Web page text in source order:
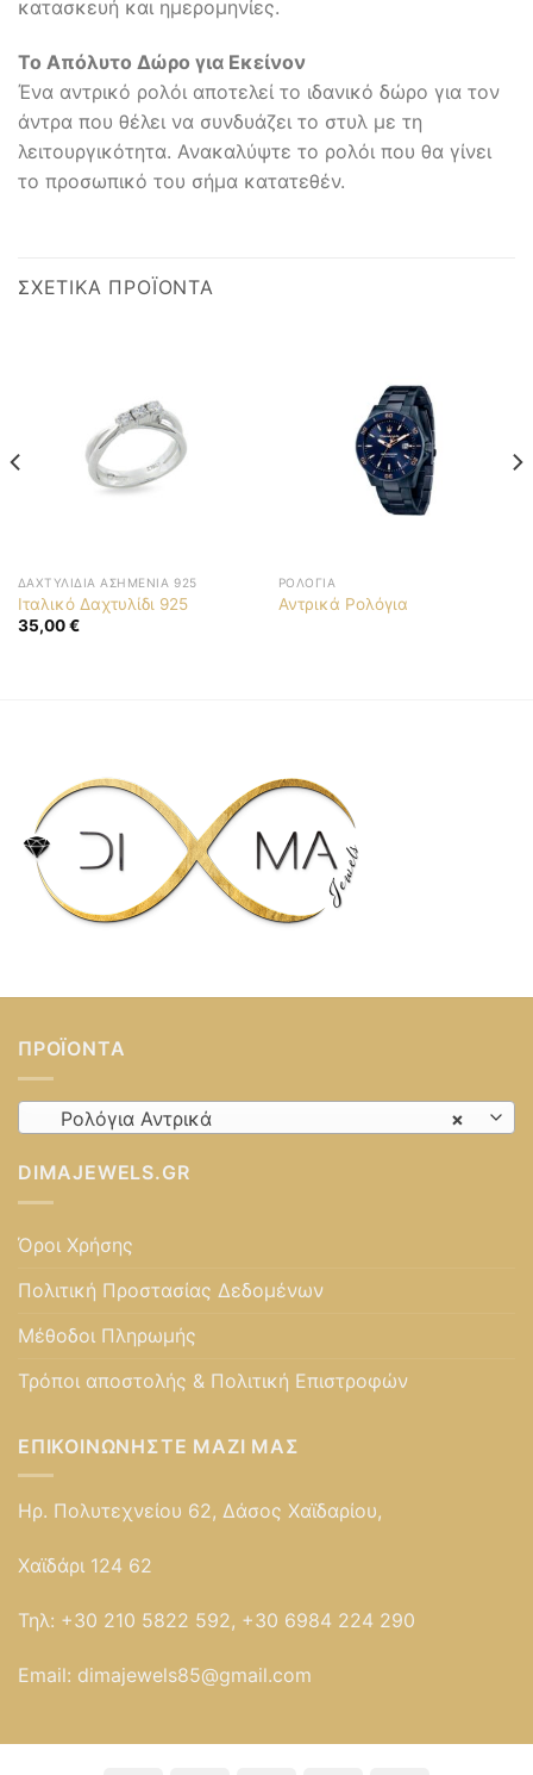
κατασκευή και ημερομηνίες.
Το Απόλυτο Δώρο για Εκείνον
Ένα αντρικό ρολόι αποτελεί το ιδανικό δώρο για τον
άντρα που θέλει να συνδυάζει το στυλ με τη
λειτουργικότητα. Ανακαλύψτε το ρολόι που θα γίνει
το προσωπικό του σήμα κατατεθέν.
ΣΧΕΤΙΚΆ ΠΡΟΪΌΝΤΑ
ΔΑΧΤΥΛΊΔΙΑ ΑΣΗΜΈΝΙΑ 925
Ιταλικό Δαχτυλίδι 925
35,00€
ΡΟΛΌΓΙΑ
Αντρικά Ρολόγια
ΠΡΟΪΌΝΤΑ
×
Ρολόγια Αντρικά
DIMAJEWELS.GR
Όροι Χρήσης
Πολιτική Προστασίας Δεδομένων
Μέθοδοι Πληρωμής
Τρόποι αποστολής & Πολιτική Επιστροφών
ΕΠΙΚΟΙΝΩΝΉΣΤΕ ΜΑΖΊ ΜΑΣ
Ηρ. Πολυτεχνείου 62, Δάσος Χαϊδαρίου,
Χαϊδάρι 124 62
Τηλ: +30 210 5822 592, +30 6984 224 290
Email: dimajewels85@gmail.com